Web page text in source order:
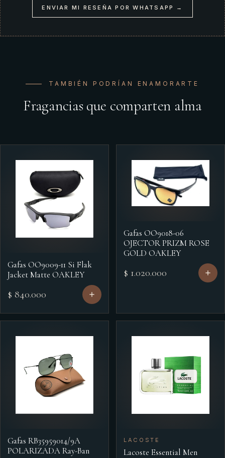
ENVIAR MI RESEÑA POR WHATSAPP →
TAMBIÉN PODRÍAN ENAMORARTE
Fragancias que comparten alma
Gafas OO9009-11 Si Flak
Jacket Matte OAKLEY
$ 840.000
Gafas OO9018-06
OJECTOR PRIZM ROSE
GOLD OAKLEY
$ 1.020.000
Gafas RB35959014/9A
POLARIZADA Ray-Ban
LACOSTE
Lacoste Essential Men